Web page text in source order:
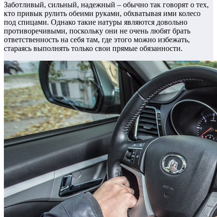
Заботливый, сильный, надежный – обычно так говорят о тех,
кто привык рулить обеими руками, обхватывая ими колесо
под спицами. Однако такие натуры являются довольно
противоречивыми, поскольку они не очень любят брать
ответственность на себя там, где этого можно избежать,
стараясь выполнять только свои прямые обязанности.